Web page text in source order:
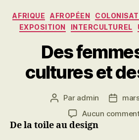
AFRIQUE AFROPÉEN
EXPOSITION
INTERCULTUREL
Des
cultures et
Auteur
l’article
Par admin
Date
Aucun
De la toile au design